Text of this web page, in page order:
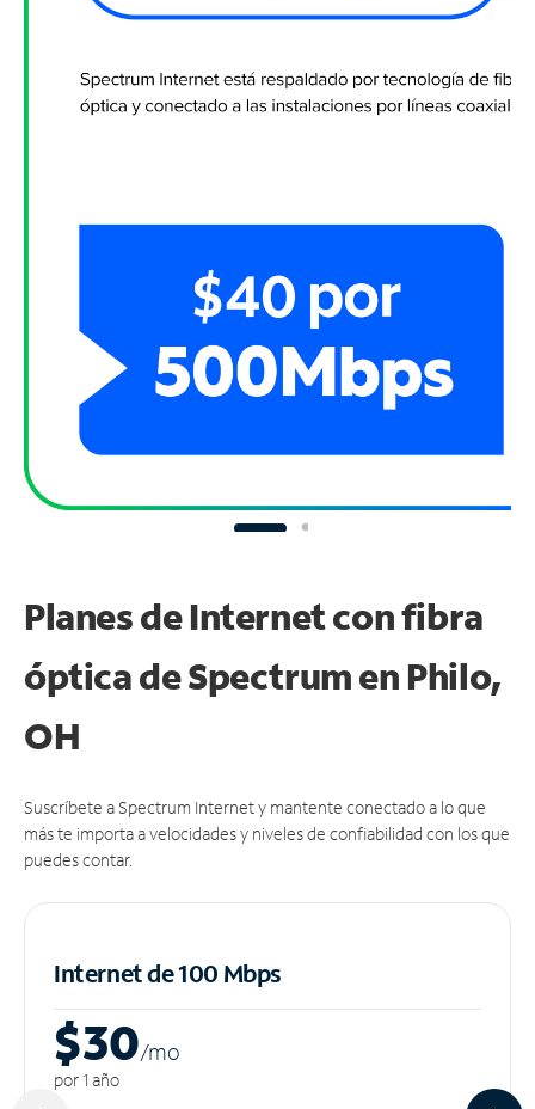
Planes de Internet con fibra
óptica de Spectrum en Philo,
OH
Suscríbete a Spectrum Internet y mantente conectado a lo que
más te importa a velocidades y niveles de confiabilidad con los que
puedes contar.
Internet de 100 Mbps
$30/mo
por 1 año